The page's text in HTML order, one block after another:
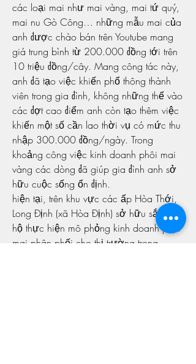
các loại mai như mai vàng, mai tứ quý,
mai nu Gò Công… những mẫu mai của
anh được chào bán trên Youtube mang
giá trung bình từ 200.000 đồng tới trên
10 triệu đồng/cây. Mang công tác này,
anh đã tạo việc khiến phổ thông thành
viên trong gia đình, không những thế vào
các đợt cao điểm anh còn tạo thêm việc
khiến một số cần lao thời vụ có mức thu
nhập 300.000 đồng/ngày. Trong
khoảng công việc kinh doanh phôi mai
vàng các dòng đã giúp gia đình anh sở
hữu cuộc sống ổn định.
hiện tại, trên khu vực các ấp Hòa Thới,
Long Định (xã Hòa Định) sở hữu sắp 15
hộ thực hiện mô phỏng kinh doanh phôi
mai phân phối cho thị trường trong